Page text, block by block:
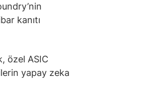
kanıtı
özel ASIC
yapay zeka